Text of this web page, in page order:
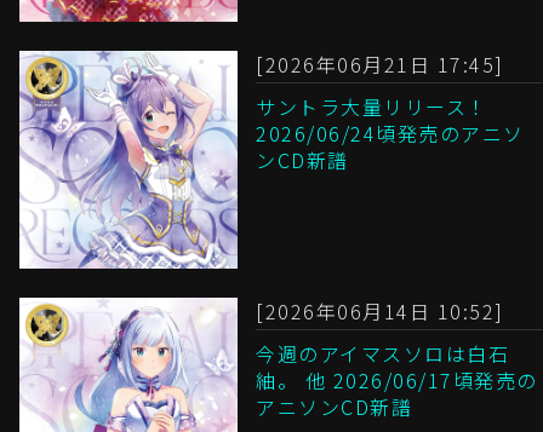
[2026年06月21日 17:45]
サントラ大量リリース！
2026/06/24頃発売のアニソ
ンCD新譜
[2026年06月14日 10:52]
今週のアイマスソロは白石
紬。 他 2026/06/17頃発売の
アニソンCD新譜